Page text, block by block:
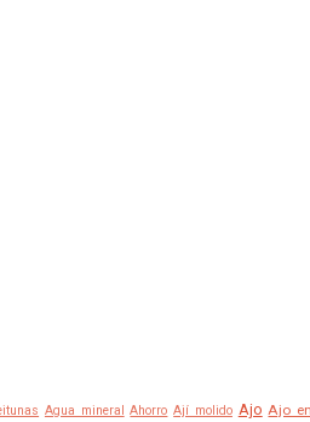
Agua mineral Ahorro Ají molido Ajo Ajo